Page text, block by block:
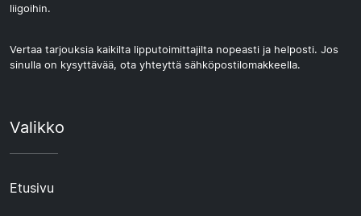
liigoihin.
Vertaa tarjouksia kaikilta lipputoimittajilta nopeasti ja helposti. Jos
sinulla on kysyttävää, ota yhteyttä sähköpostilomakkeella.
Valikko
Etusivu